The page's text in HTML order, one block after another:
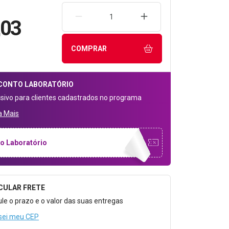
REMOVER UMA UNIDADEAUMENTAR UMA
COMPRAR
LABORATÓRIO
para clientes cadastrados no programa
Mais
Laboratório
para Calcular o Frete
FRETE
o prazo e o valor das suas entregas
meu CEP